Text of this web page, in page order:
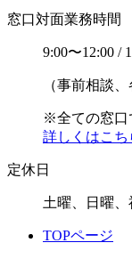
窓口対面業務時間
9:00〜12:00 /
（事前相談
※全ての窓口
詳しくはこち
定休日
土曜、日曜、
TOPページ